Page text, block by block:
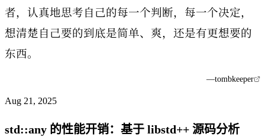
者，认真地思考自己的每一个判断，每一个决定，
想清楚自己要的到底是简单、爽，还是有更想要的
东西。
—tombkeeper
Aug 21, 2025
std::any 的性能开销：基于 libstd++ 源码分析